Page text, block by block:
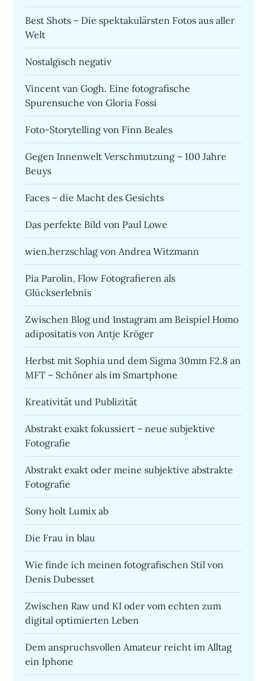
Best Shots – Die spektakulärsten Fotos aus aller
Welt
Nostalgisch negativ
Vincent van Gogh. Eine fotografische
Spurensuche von Gloria Fossi
Foto-Storytelling von Finn Beales
Gegen Innenwelt Verschmutzung – 100 Jahre
Beuys
Faces – die Macht des Gesichts
Das perfekte Bild von Paul Lowe
wien.herzschlag von Andrea Witzmann
Pia Parolin, Flow Fotografieren als
Glückserlebnis
Zwischen Blog und Instagram am Beispiel Homo
adipositatis von Antje Kröger
Herbst mit Sophia und dem Sigma 30mm F2.8 an
MFT – Schöner als im Smartphone
Kreativität und Publizität
Abstrakt exakt fokussiert – neue subjektive
Fotografie
Abstrakt exakt oder meine subjektive abstrakte
Fotografie
Sony holt Lumix ab
Die Frau in blau
Wie finde ich meinen fotografischen Stil von
Denis Dubesset
Zwischen Raw und KI oder vom echten zum
digital optimierten Leben
Dem anspruchsvollen Amateur reicht im Alltag
ein Iphone